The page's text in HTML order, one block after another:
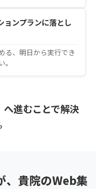
ョンプランに落とし
る、明日から実行でき
へ進むことで解決
、貴院のWeb集